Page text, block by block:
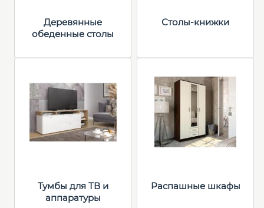
Деревянные
обеденные столы
Столы-книжки
Тумбы для ТВ и
аппаратуры
Распашные шкафы